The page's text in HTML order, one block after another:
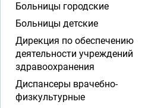
Больницы городские
Больницы детские
Дирекция по обеспечению
деятельности учреждений
здравоохранения
Диспансеры врачебно-
физкультурные